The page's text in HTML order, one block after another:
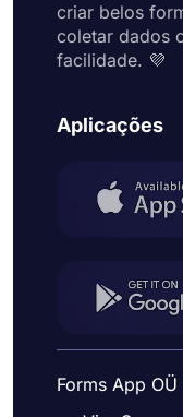
criar belos
coletar dados
facilidade. 💜
Aplicações
Forms App